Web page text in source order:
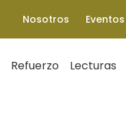
Nosotros Eventos
Refuerzo Lecturas